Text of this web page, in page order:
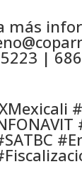
más
|